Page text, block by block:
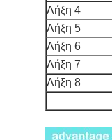
Λήξη 4
Λήξη 5
Λήξη 6
Λήξη 7
Λήξη 8